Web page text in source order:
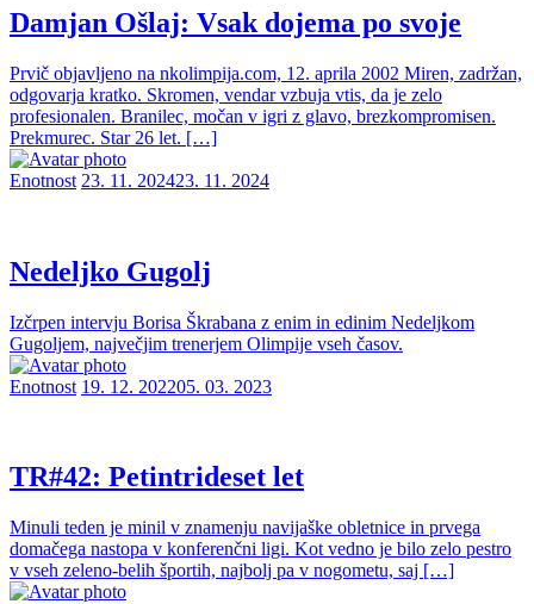
Damjan Ošlaj: Vsak dojema po svoje
Prvič objavljeno na nkolimpija.com, 12. aprila 2002 Miren, zadržan,
odgovarja kratko. Skromen, vendar vzbuja vtis, da je zelo
profesionalen. Branilec, močan v igri z glavo, brezkompromisen.
Prekmurec. Star 26 let. […]
Enotnost 23. 11. 202423. 11. 2024
Nedeljko Gugolj
Izčrpen intervju Borisa Škrabana z enim in edinim Nedeljkom
Gugoljem, največjim trenerjem Olimpije vseh časov.
Enotnost 19. 12. 202205. 03. 2023
TR#42: Petintrideset let
Minuli teden je minil v znamenju navijaške obletnice in prvega
domačega nastopa v konferenčni ligi. Kot vedno je bilo zelo pestro
v vseh zeleno-belih športih, najbolj pa v nogometu, saj […]